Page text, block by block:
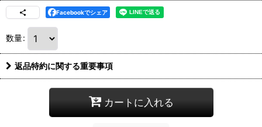
Facebookでシェア
数量:
返品特約に関する重要事項
カートに入れる